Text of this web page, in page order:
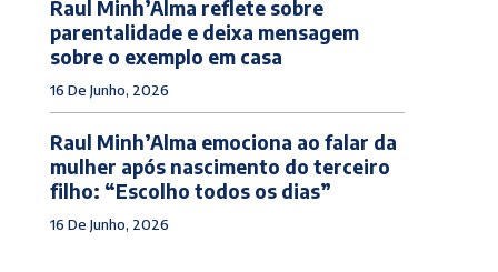
Raul Minh’Alma reflete sobre
parentalidade e deixa mensagem
sobre o exemplo em casa
16 De Junho, 2026
Raul Minh’Alma emociona ao falar da
mulher após nascimento do terceiro
filho: “Escolho todos os dias”
16 De Junho, 2026